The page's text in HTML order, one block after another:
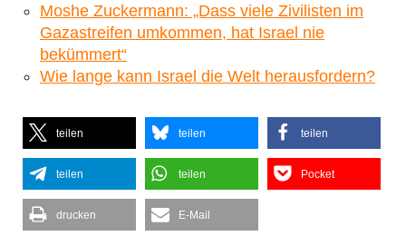
Moshe Zuckermann: „Dass viele Zivilisten im
Gazastreifen umkommen, hat Israel nie
bekümmert“
Wie lange kann Israel die Welt herausfordern?
teilen teilen teilen
teilen teilen Pocket
drucken E-Mail